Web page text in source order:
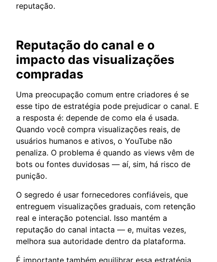
reputação.
Reputação do canal e o
impacto das visualizações
compradas
Uma preocupação comum entre criadores é se
esse tipo de estratégia pode prejudicar o canal. E
a resposta é: depende de como ela é usada.
Quando você compra visualizações reais, de
usuários humanos e ativos, o YouTube não
penaliza. O problema é quando as views vêm de
bots ou fontes duvidosas — aí, sim, há risco de
punição.
O segredo é usar fornecedores confiáveis, que
entreguem visualizações graduais, com retenção
real e interação potencial. Isso mantém a
reputação do canal intacta — e, muitas vezes,
melhora sua autoridade dentro da plataforma.
É importante também equilibrar essa estratégia